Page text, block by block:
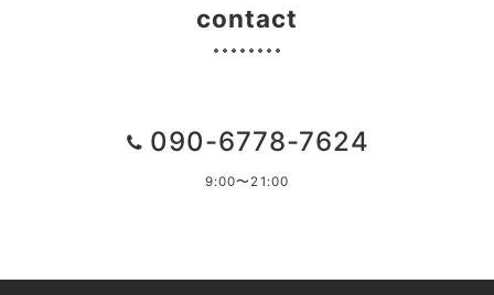
contact
090-6778-7624
9:00〜21:00